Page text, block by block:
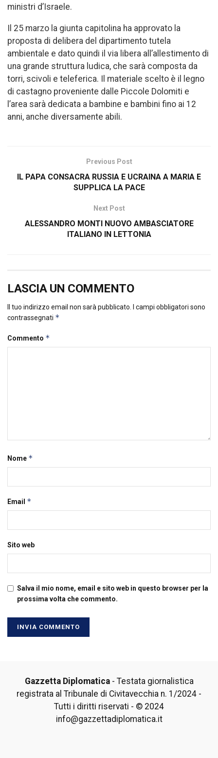
ministri d’Israele.
Il 25 marzo la giunta capitolina ha approvato la
proposta di delibera del dipartimento tutela
ambientale e dato quindi il via libera all’allestimento di
una grande struttura ludica, che sarà composta da
torri, scivoli e teleferica. Il materiale scelto è il legno
di castagno proveniente dalle Piccole Dolomiti e
l’area sarà dedicata a bambine e bambini fino ai 12
anni, anche diversamente abili.
Previous Post
IL PAPA CONSACRA RUSSIA E UCRAINA A MARIA E
SUPPLICA LA PACE
Next Post
ALESSANDRO MONTI NUOVO AMBASCIATORE
ITALIANO IN LETTONIA
LASCIA UN COMMENTO
Il tuo indirizzo email non sarà pubblicato.
I campi obbligatori sono
contrassegnati *
Commento *
Nome *
Email *
Sito web
Salva il mio nome, email e sito web in questo browser per la
prossima volta che commento.
Gazzetta Diplomatica- Testata giornalistica
registrata al Tribunale di Civitavecchia n. 1/2024 -
Tutti i diritti riservati - © 2024
info@gazzettadiplomatica.it